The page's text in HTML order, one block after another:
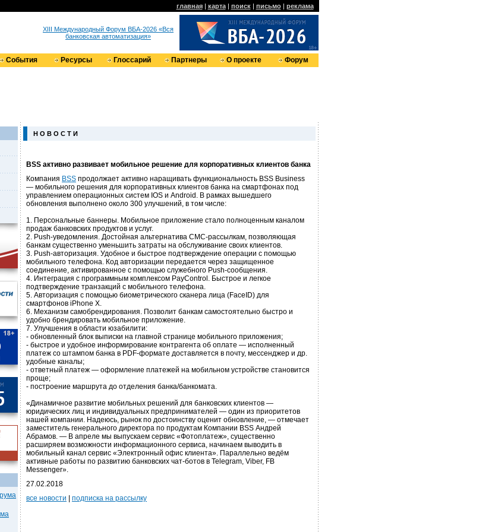
главная| карта| поиск| письмо| реклама
XIII Международный Форум ВБА-2026 «Вся
банковская автоматизация»
События Ресурсы Глоссарий Партнеры О проекте Форум
Н О В О С Т И
BSS активно развивает мобильное решение для корпоративных клиентов банка
Компания BSS продолжает активно наращивать функциональность BSS Business
— мобильного решения для корпоративных клиентов банка на смартфонах под
управлением операционных систем IOS и Android. В рамках вышедшего
обновления выполнено около 300 улучшений, в том числе:
1. Персональные баннеры. Мобильное приложение стало полноценным каналом
продаж банковских продуктов и услуг.
2. Push-уведомления. Достойная альтернатива СМС-рассылкам, позволяющая
банкам существенно уменьшить затраты на обслуживание своих клиентов.
3. Push-авторизация. Удобное и быстрое подтверждение операции с помощью
мобильного телефона. Код авторизации передается через защищенное
соединение, активированное с помощью служебного Push-сообщения.
4. Интеграция с программным комплексом PayControl. Быстрое и легкое
подтверждение транзакций с мобильного телефона.
5. Авторизация с помощью биометрического сканера лица (FaceID) для
смартфонов iPhone X.
6. Механизм самобрендирования. Позволит банкам самостоятельно быстро и
удобно брендировать мобильное приложение.
7. Улучшения в области юзабилити:
- обновленный блок выписки на главной странице мобильного приложения;
- быстрое и удобное информирование контрагента об оплате — исполненный
платеж со штампом банка в PDF-формате доставляется в почту, мессенджер и др.
удобные каналы;
- ответный платеж — оформление платежей на мобильном устройстве становится
проще;
- построение маршрута до отделения банка/банкомата.
«Динамичное развитие мобильных решений для банковских клиентов —
юридических лиц и индивидуальных предпринимателей — один из приоритетов
нашей компании. Надеюсь, рынок по достоинству оценит обновление, — отмечает
заместитель генерального директора по продуктам Компании BSS Андрей
Абрамов. — В апреле мы выпускаем сервис «Фотоплатеж», существенно
расширяем возможности информационного сервиса, начинаем выводить в
мобильный канал сервис «Электронный офис клиента». Параллельно ведём
активные работы по развитию банковских чат-ботов в Telegram, Viber, FB
Messenger».
27.02.2018
все новости
подписка на рассылку